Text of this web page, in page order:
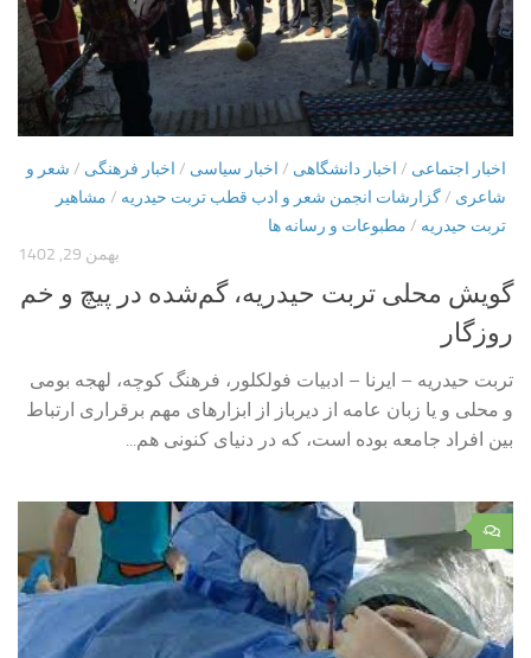
اخبار اجتماعی / اخبار دانشگاهی / اخبار سیاسی / اخبار فرهنگی / شعر و
شاعری /گزارشات انجمن شعر و ادب قطب تربت حیدریه / مشاهیر
تربت حیدریه / مطبوعات و رسانه ها
بهمن 29, 1402
گویش محلی تربت حیدریه، گم‌شده در پیچ و خم
روزگار
تربت‌ حیدریه – ایرنا – ادبیات فولکلور، فرهنگ کوچه، لهجه بومی
و محلی و یا زبان عامه از دیرباز از ابزارهای مهم برقراری ارتباط
بین افراد جامعه بوده است، که در دنیای کنونی هم...
۰